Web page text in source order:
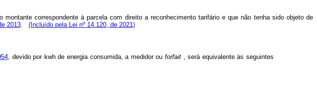
correspondente à parcela com direito a reconhecimento tarifário e que não tenha sido objeto de
2013. (Incluído pela Lei nº 14.120, de 2021)
, devido por kwh de energia consumida, a medidor ou forfait , será equivalente às seguintes